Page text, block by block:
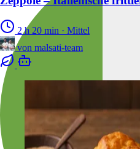
2 h 20 min · Mittel
von malsati-team